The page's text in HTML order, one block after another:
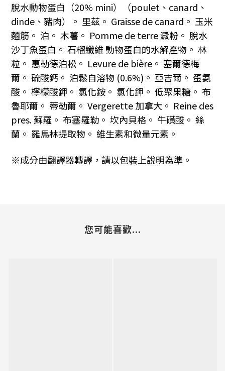
脫水動物蛋白（20% mini）（poulet、canard、
dinde、豬肉）。 里茲。 Graisse de canard。 玉米
麵筋。 泊。 木薯。 Pomme de terre 澱粉。 脫水
沙丁魚蛋白。 石榴纖維 動物蛋白的水解產物。 林
粒。 惠勒德泊松。 Levure de bière。 塞爾德梅
爾。 硫酸鈣。 泊鬆自溶物 (0.6%)。 亞吉爾。 蛋氨
酸。 檸檬酸鉀。 氯化銨。 氯化鉀。 低聚果糖。 布
魯耶爾。 蒂勒爾。 Vergerette 加拿大。 Reine des
pres. 蘇羅。 布塞羅勒。 坎內貝格。 牛磺酸。 絲
蘭。 羅馬林提取物。 維生素和微量元素。
※成分由翻譯器轉譯，請以包裝上說明為準。
您可能喜歡...